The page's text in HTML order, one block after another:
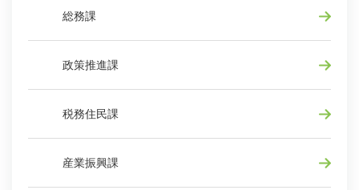
総務課
政策推進課
税務住民課
産業振興課